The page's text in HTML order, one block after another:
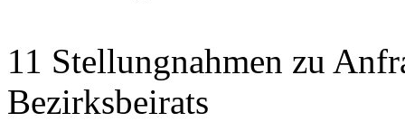
11 Stellungnahmen zu
Bezirksbeirats